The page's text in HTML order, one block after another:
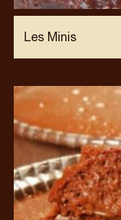
Les Minis